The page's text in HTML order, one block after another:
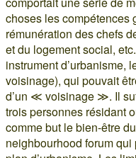
choses les compétences
rémunération des chefs
et du logement social,
instrument d’urbanisme,
voisinage), qui pouvait
d’un ≪ voisinage ≫. Il
trois personnes résidant
comme but le bien-être
neighbourhood forum qui